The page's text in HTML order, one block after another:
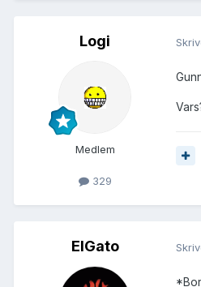
Logi
Medlem
329
ElGato